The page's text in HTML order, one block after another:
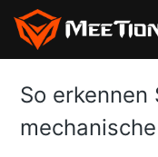
So erkennen